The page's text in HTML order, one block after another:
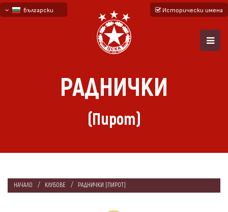
български
Исторически имена
РАДНИЧКИ
(Пирот)
НАЧАЛО КЛУБОВЕ РАДНИЧКИ (ПИРОТ)